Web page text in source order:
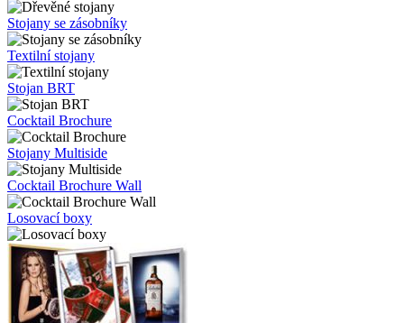
Stojany se zásobníky
Textilní stojany
Stojan BRT
Cocktail Brochure
Stojany Multiside
Cocktail Brochure Wall
Losovací boxy